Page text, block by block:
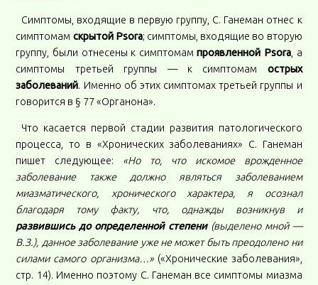
Симптомы, входящие в первую группу, С. Ганеман отнес к
симптомам скрытой Psora; симптомы, входящие во вторую
группу, были отнесены к симптомампроявленной Psora , а
симптомы третьей группы — к симптомам острых
заболеваний. Именно об этих симптомах третьей группы и
говорится в § 77 «Органона».
Что касается первой стадии развития патологического
процесса, то в «Хронических заболеваниях» С. Ганеман
пишет следующее: «Но то, что искомое врожденное
заболевание также должно являться заболеванием
миазматического, хронического характера, я осознал
благодаря тому факту, что, однажды возникнув и
развившись до определенной степени(выделено мной —
В.З.), данное заболевание уже не может быть преодолено ни
силами самого организма…»(«Хронические заболевания»,
стр. 14). Именно поэтому С. Ганеман все симптомы миазма